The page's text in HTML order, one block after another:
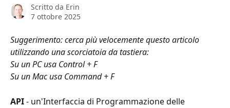
Scritto da Erin
7 ottobre 2025
Suggerimento: cerca più velocemente questo articolo
utilizzando una scorciatoia da tastiera:
Su un PC usa Control + F
Su un Mac usa Command + F
API - un'Interfaccia di Programmazione delle